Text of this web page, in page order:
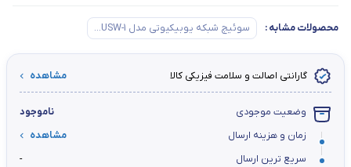
محصولات مشابه: سوئیچ شبکه یوبیکیوتی مدل USW-1...
گارانتی اصالت و سلامت فیزیکی کالا مشاهده
وضعیت موجودی
ناموجود
زمان و هزینه ارسال
مشاهده
سریع ترین ارسال
-